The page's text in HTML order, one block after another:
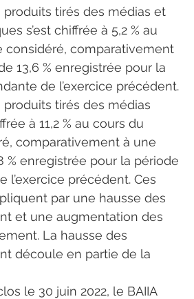
tirés des médias et
s’est chiffrée à 5,2 % au
considéré, comparativement
13,6 % enregistrée pour la
de l’exercice précédent.
tirés des médias
à 11,2 % au cours du
comparativement à une
% enregistrée pour la période
l’exercice précédent. Ces
par une hausse des
et une augmentation des
La hausse des
découle en partie de la
le 30 juin 2022, le BAIIA